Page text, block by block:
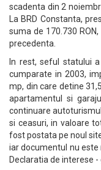
scadenta din 2
La BRD Constanta,
suma de 170.730
precedenta.
In rest, seful statului
cumparate in 2003,
mp, din care detine
apartamentul si
continuare
si ceasuri, in valoare
fost postata pe noul
iar documentul nu este
Declaratia de interese